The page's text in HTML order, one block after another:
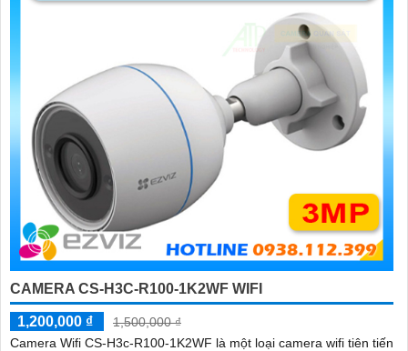
CAMERA CS-H3C-R100-1K2WF WIFI
1,200,000 ₫
1,500,000 ₫
Camera Wifi CS-H3c-R100-1K2WF là một loại camera wifi tiên tiến